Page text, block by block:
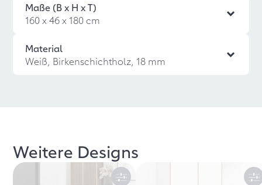
Maße (B x H x T)
160 x 46 x 180 cm
Material
Weiß, Birkenschichtholz, 18 mm
Weitere Designs